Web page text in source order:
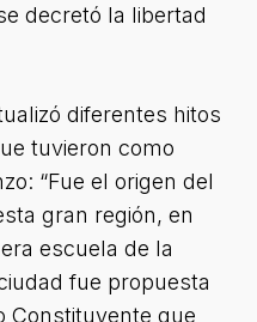
decretó la libertad
diferentes hitos
tuvieron como
“Fue el origen del
gran región, en
escuela de la
fue propuesta
Constituyente que